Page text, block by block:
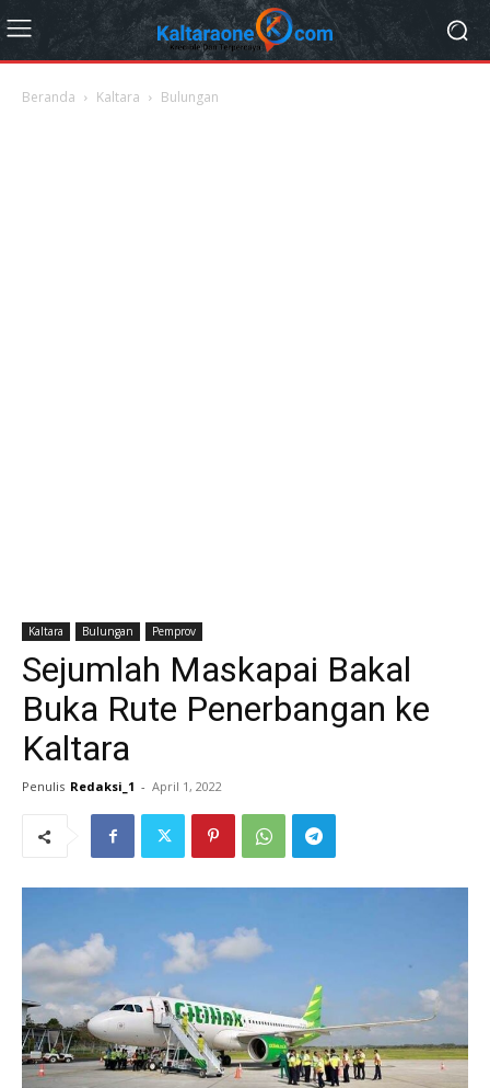
Beranda Kaltara Bulungan
Kaltara Bulungan Pemprov
Sejumlah Maskapai Bakal
Buka Rute Penerbangan ke
Kaltara
Penulis Redaksi_1 - April 1, 2022